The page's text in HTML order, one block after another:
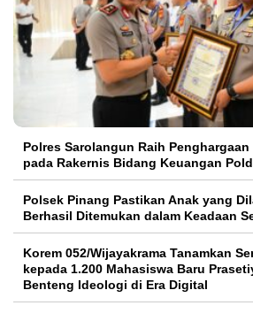
Polres Sarolangun Raih Penghargaan
pada Rakernis Bidang Keuangan
Polsek Pinang Pastikan Anak yang
Berhasil Ditemukan dalam Keadaan
Korem 052/Wijayakrama Tanamkan
kepada 1.200 Mahasiswa Baru
Benteng Ideologi di Era Digital